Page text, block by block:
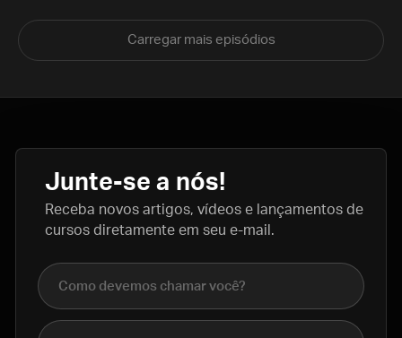
Carregar mais episódios
Junte-se a nós!
Receba novos artigos, vídeos e lançamentos de
cursos diretamente em seu e-mail.
Nome completo
E-mail